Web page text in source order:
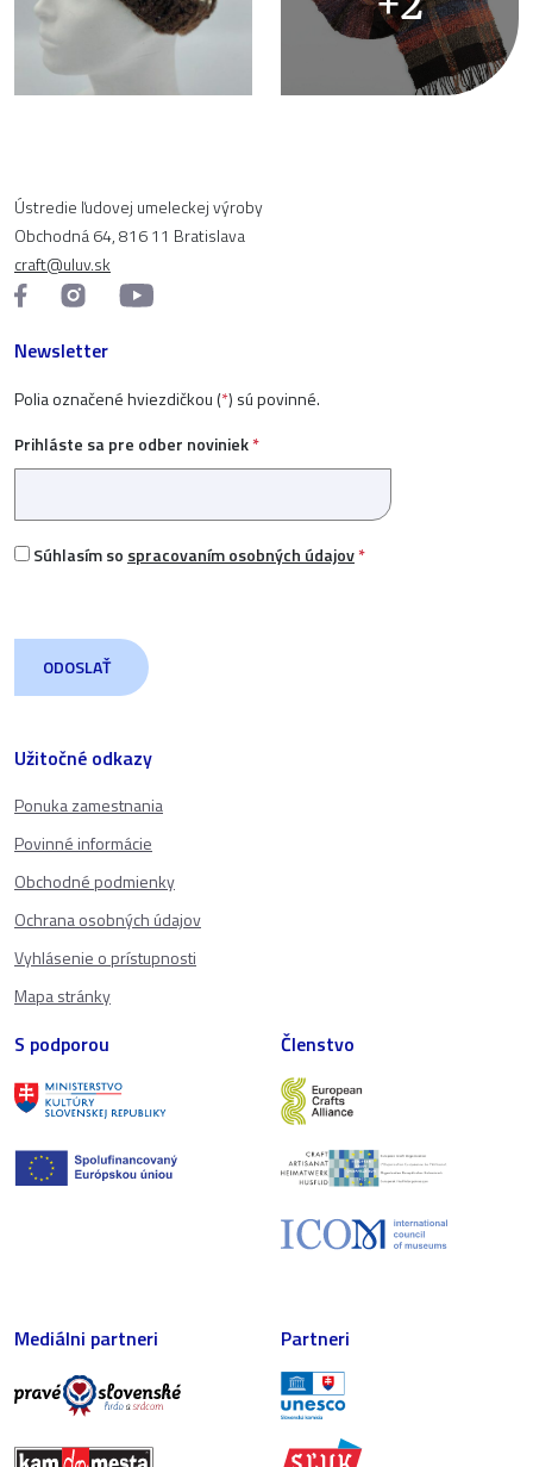
Užitočné odkazy
Ponuka zamestnania
Povinné informácie
Obchodné podmienky
Ochrana osobných údajov
Vyhlásenie o prístupnosti
Mapa stránky
Ústredie ľudovej umeleckej výroby
Obchodná 64, 816 11 Bratislava
craft@uluv.sk
Newsletter
Polia označené hviezdičkou (*) sú povinné.
Prihláste sa pre odber noviniek*
Súhlasím so spracovaním osobných údajov*
S podporou Členstvo
Mediálni partneri Partneri